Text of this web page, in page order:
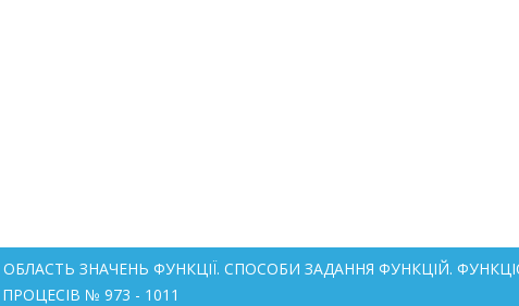
ОБЛАСТЬ ЗНАЧЕНЬ ФУНКЦІЇ. СПОСОБИ ЗАДАННЯ ФУНКЦІЙ.
№ 973 - 1011